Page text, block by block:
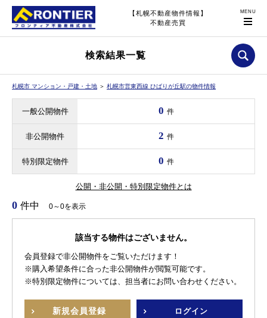
【札幌不動産物件情報】
不動産売買
検索結果一覧
札幌市 マンション・戸建・土地 ＞ 札幌市営東西線 ひばりが丘駅の物件情報
一般公開物件 0 件
非公開物件 2 件
特別限定物件 0 件
公開・非公開・特別限定物件とは
0 件中 0～0を表示
該当する物件はございません。
会員登録で非公開物件をご覧いただけます！
※購入希望条件に合った非公開物件が閲覧可能です。
※特別限定物件については、担当者にお問い合わせください。
新規会員登録 ログイン